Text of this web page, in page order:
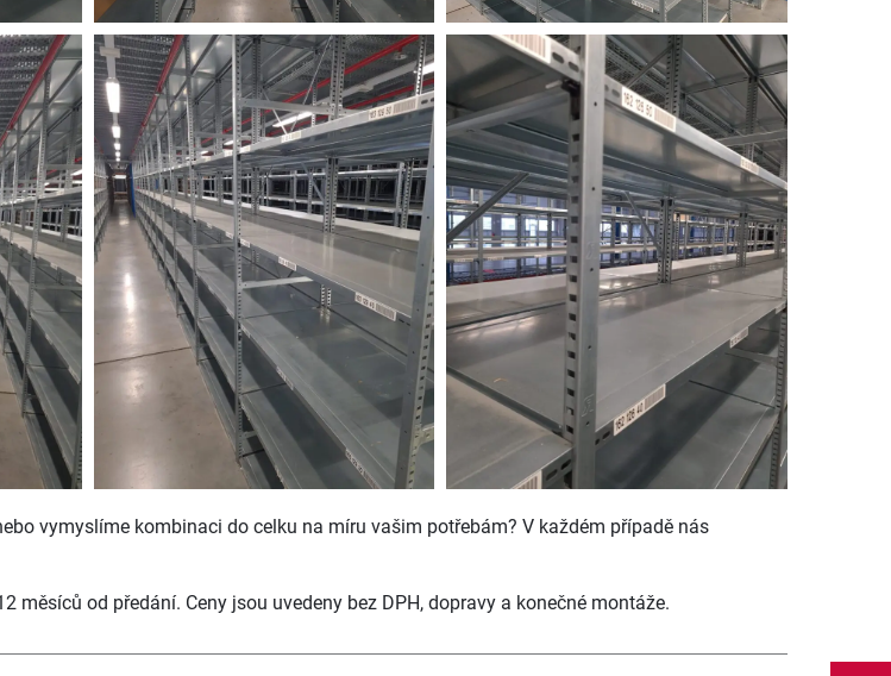
vymyslíme kombinaci do celku na míru vašim potřebám? V každém případě nás
měsíců od předání. Ceny jsou uvedeny bez DPH, dopravy a konečné montáže.